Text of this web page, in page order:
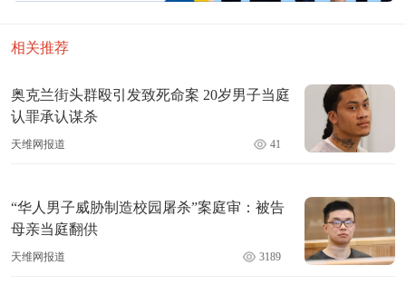
相关推荐
奥克兰街头群殴引发致死命案 20岁男子当庭
认罪承认谋杀
天维网报道 41
“华人男子威胁制造校园屠杀”案庭审：被告
母亲当庭翻供
天维网报道 3189